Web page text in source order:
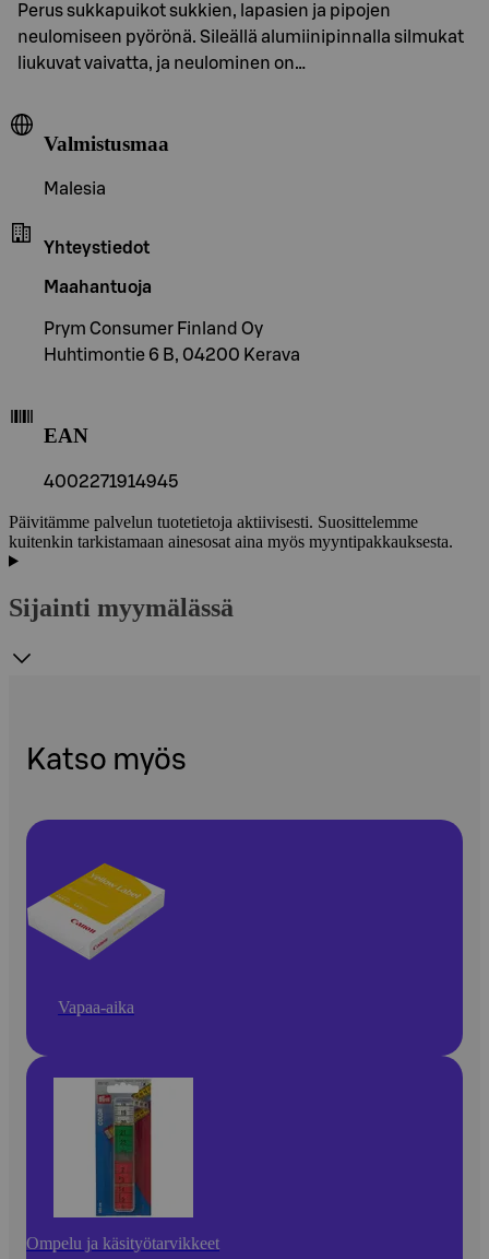
Perus sukkapuikot sukkien, lapasien ja pipojen
neulomiseen pyörönä. Sileällä alumiinipinnalla silmukat
liukuvat vaivatta, ja neulominen on…
Valmistusmaa
Malesia
Yhteystiedot
Maahantuoja
Prym Consumer Finland Oy
Huhtimontie 6 B, 04200 Kerava
EAN
4002271914945
Päivitämme palvelun tuotetietoja aktiivisesti. Suosittelemme
kuitenkin tarkistamaan ainesosat aina myös myyntipakkauksesta.
Sijainti myymälässä
Katso myös
Vapaa-aika
Ompelu ja käsityötarvikkeet